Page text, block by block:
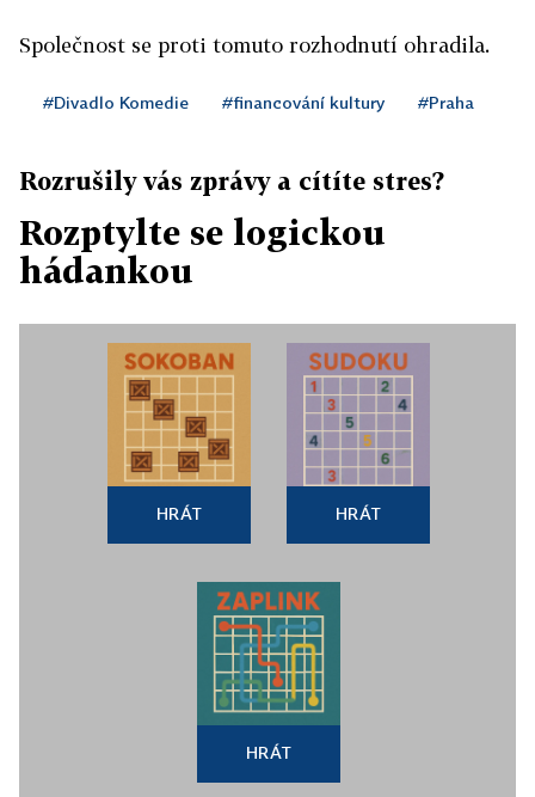
Společnost se proti tomuto rozhodnutí ohradila.
#Divadlo Komedie #financování kultury #Praha
Rozrušily vás zprávy a cítíte stres?
Rozptylte se logickou
hádankou
HRÁT HRÁT
HRÁT